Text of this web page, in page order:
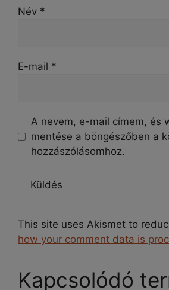
Név *
E-mail *
A nevem, e-mail címem, és
mentése a böngészőben a
hozzászólásomhoz.
This site uses Akismet to
how your comment data is
Kapcsolódó